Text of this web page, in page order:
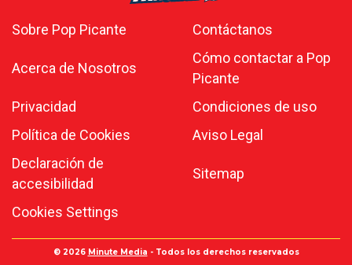
Sobre Pop Picante Contáctanos
Acerca de Nosotros
Cómo contactar a Pop
Picante
Privacidad
Condiciones de uso
Política de Cookies
Aviso Legal
Declaración de
accesibilidad
Sitemap
Cookies Settings
© 2026 Minute Media - Todos los derechos reservados